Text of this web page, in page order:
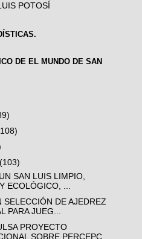
POTOSÍ
DE EL MUNDO DE SAN
(103)
SAN LUIS LIMPIO,
ECOLÓGICO, ...
SELECCIÓN DE AJEDREZ
PARA JUEG...
PROYECTO
SOBRE PERCEPC...